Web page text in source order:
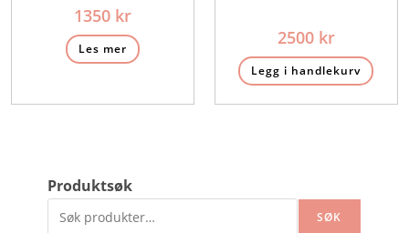
1350 kr
Les mer
2500 kr
Legg i handlekurv
Produktsøk
SØK